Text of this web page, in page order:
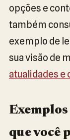
opções e
também
exemplo de
sua visão de
atualidades e
que você